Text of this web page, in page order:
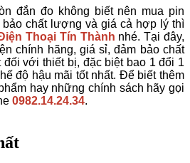
đắn đo không biết nên mua pin
chất lượng và giá cả hợp lý thì
Thoại Tín Thành nhé. Tại đây,
chính hãng, giá sỉ, đảm bảo chất
với thiết bị, đặc biệt bao 1 đổi 1
độ hậu mãi tốt nhất. Để biết thêm
hay những chính sách hãy gọi
0982.14.24.34.